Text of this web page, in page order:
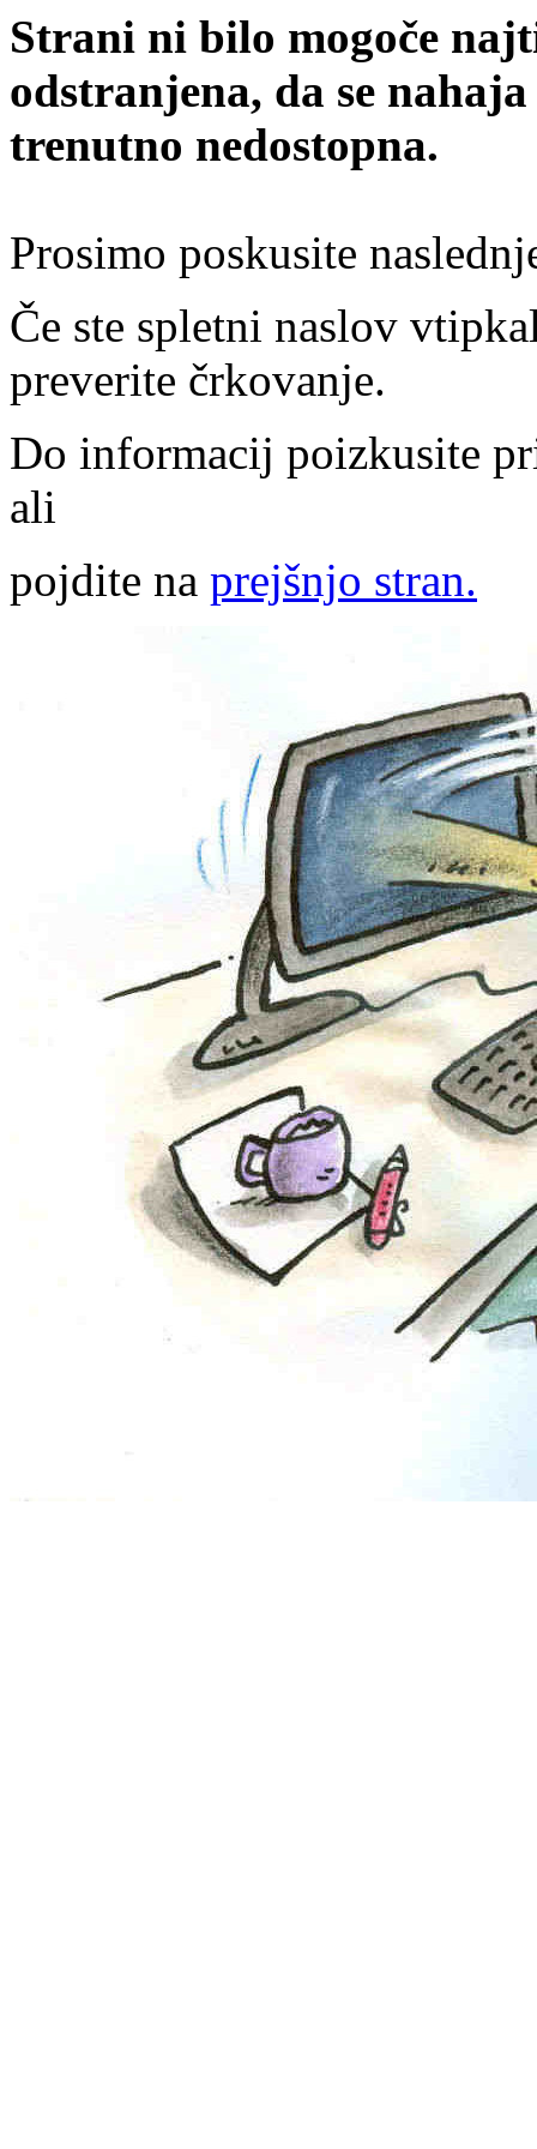
Strani ni bilo mogoče
odstranjena, da se
trenutno nedostopna.
Prosimo poskusite
Če ste spletni naslov
preverite črkovanje.
Do informacij poizkusite
ali
pojdite na prejšnjo stran.